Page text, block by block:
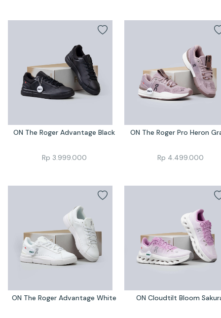
ON The Roger Advantage Black
Rp 3.999.000
ON The Roger Pro Heron
Rp 4.499.000
ON The Roger Advantage White ON Cloudtilt Bloom